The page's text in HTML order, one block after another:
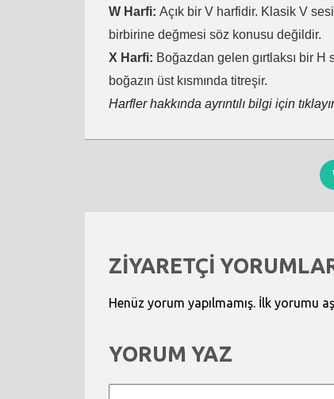
W Harfi: Açık bir V harfidir. Klasik V
birbirine değmesi söz konusu değildir.
X Harfi: Boğazdan gelen gırtlaksı bir H
boğazın üst kısmında titreşir.
Harfler hakkında ayrıntılı bilgi için
ZİYARETÇİ
Henüz yorum yapılmamış. İlk yorumu
YORUM YAZ